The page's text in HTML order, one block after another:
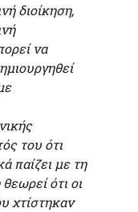
διοίκηση,
να
του ότι
παίζει με τη
ότι οι
χτίστηκαν